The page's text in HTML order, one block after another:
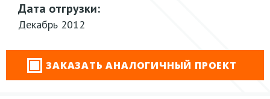
Дата отгрузки:
Декабрь 2012
ЗАКАЗАТЬ АНАЛОГИЧНЫЙ ПРОЕКТ